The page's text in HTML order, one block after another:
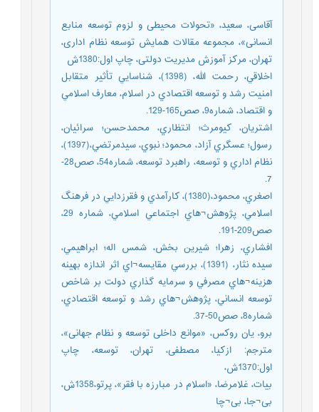
آقاسی، سعید، «تحولات محیطی و لزوم توسعه منابع
انسانی»، مجموعه مقالات همایش توسعه نظام اداری،
تهران، مرکز آموزش مدیریت دولتی، چاپ اول:1380ش
اخلاقي، رحمت الله، (1398)، شناسايي تأثير متقابل
امنيت رشد و توسعه اقتصادي در اسلام، معارف اسلامي
و اقتصاد، شماره9، صص165-129.
اشتريان، کيومرث؛ انتظاري، محمدحسن؛ سرائيان،
رسول؛ عسگري آزاد، محمود؛ نبوي، سيدمرتضي،(1397)،
نظام اداري و توسعه، راهبرد توسعه، شماره54، صص28-
7.
اصغري، محمود،(1380)، کارآمدي و فقرزدايي در فرهنگ
اسلامي، پژوهش¬هاي اجتماعي اسلامي، شماره 29،
صص209-191.
افشاري، زهرا؛ شيرين بخش، شمس اله؛ ابراهيمي،
سيده نثار، (1391)، بررسي مقايسه¬اي اثر اندازه بهينه
هزينه¬هاي مصرفي و سرمايه گذاري دولت بر شاخص
توسعه انساني، پژوهش¬هاي رشد و توسعه اقتصادي،
شماره8، صص50-37.
برو، یان روکس، «موانع داخلی توسعه و نظام جهانی»،
مترجم: ازکیا، مصطفی، تهران، توسعه، چاپ
اول:1370ش،
بیات، غلامرضا، «اسلام در مبارزه با فقر»، پرتو،1358ش،
بی¬جا، بی¬چا